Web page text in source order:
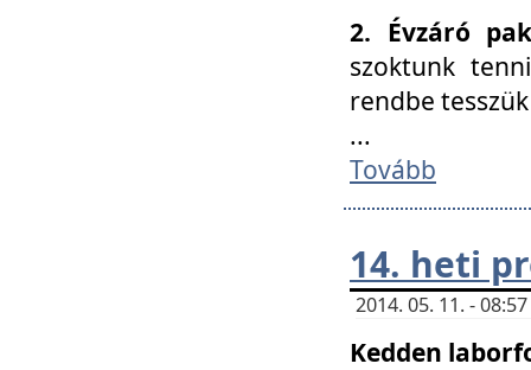
2. Évzáró
szoktunk
rendbe
...
Tovább
14. heti
2014. 05. 11. -
Kedden